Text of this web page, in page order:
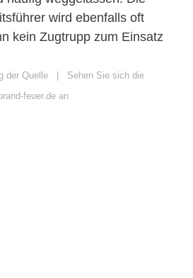
wird ebenfalls oft
kein Zugtrupp zum Einsatz
der Quelle | Sehen Sie sich die
feuer.de an